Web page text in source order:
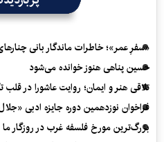
«سفرِ عمر»؛ خاطرات ماندگار بانی
حسین پناهی هنوز خوانده می‌شود
تلاقی هنر و ایمان؛ روایت عاشورا در قلب
فراخوان نوزدهمین دوره جایزه ادبی
بزرگ‌ترین مورخ فلسفه غرب در روزگار ما